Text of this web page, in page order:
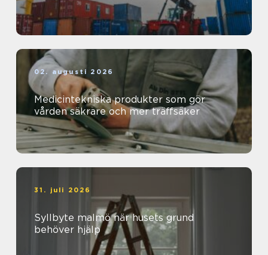
02. augusti 2026
Medicintekniska produkter som gör
vården säkrare och mer träffsäker
31. juli 2026
Syllbyte malmö när husets grund
behöver hjälp